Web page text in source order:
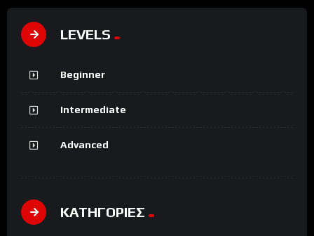
LEVELS
Beginner
Intermediate
Advanced
ΚΑΤΗΓΟΡΙΕΣ